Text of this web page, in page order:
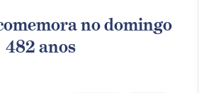
no domingo
482 anos